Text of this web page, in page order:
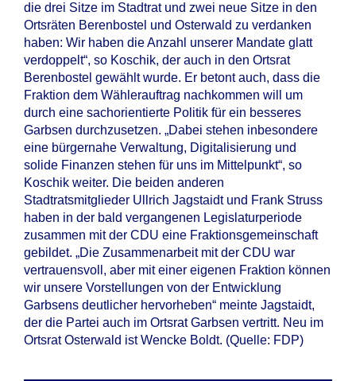
die drei Sitze im Stadtrat und zwei neue Sitze in den
Ortsräten Berenbostel und Osterwald zu verdanken
haben: Wir haben die Anzahl unserer Mandate glatt
verdoppelt“, so Koschik, der auch in den Ortsrat
Berenbostel gewählt wurde. Er betont auch, dass die
Fraktion dem Wählerauftrag nachkommen will um
durch eine sachorientierte Politik für ein besseres
Garbsen durchzusetzen. „Dabei stehen inbesondere
eine bürgernahe Verwaltung, Digitalisierung und
solide Finanzen stehen für uns im Mittelpunkt“, so
Koschik weiter. Die beiden anderen
Stadtratsmitglieder Ullrich Jagstaidt und Frank Struss
haben in der bald vergangenen Legislaturperiode
zusammen mit der CDU eine Fraktionsgemeinschaft
gebildet. „Die Zusammenarbeit mit der CDU war
vertrauensvoll, aber mit einer eigenen Fraktion können
wir unsere Vorstellungen von der Entwicklung
Garbsens deutlicher hervorheben“ meinte Jagstaidt,
der die Partei auch im Ortsrat Garbsen vertritt. Neu im
Ortsrat Osterwald ist Wencke Boldt. (Quelle: FDP)